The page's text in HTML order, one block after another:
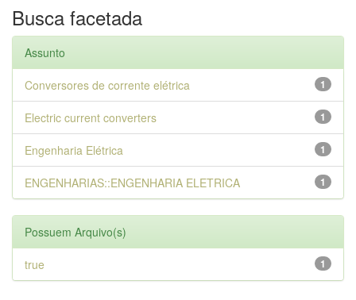
Busca facetada
Assunto
1
Conversores de corrente elétrica
1
Electric current converters
1
Engenharia Elétrica
1
ENGENHARIAS::ENGENHARIA ELETRICA
Possuem Arquivo(s)
1
true